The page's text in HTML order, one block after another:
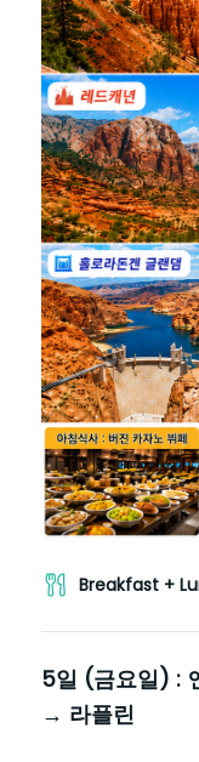
Breakfast +
5일 (금요일) :
→ 라플린